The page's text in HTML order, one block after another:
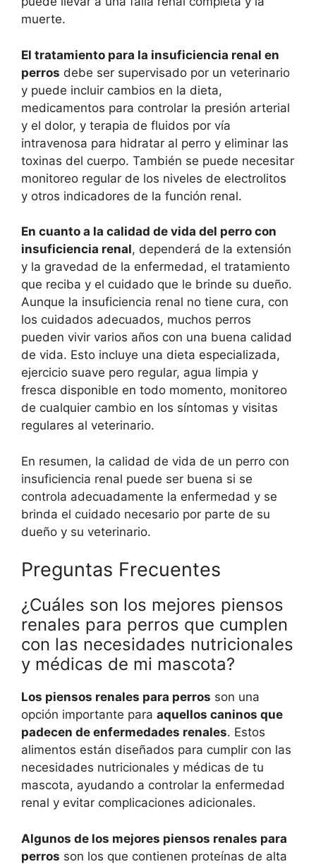
muerte.
El tratamiento para la insuficiencia renal en
perros debe ser supervisado por un veterinario
y puede incluir cambios en la dieta,
medicamentos para controlar la presión arterial
y el dolor, y terapia de fluidos por vía
intravenosa para hidratar al perro y eliminar las
toxinas del cuerpo. También se puede necesitar
monitoreo regular de los niveles de electrolitos
y otros indicadores de la función renal.
En cuanto a la calidad de vida del perro con
insuficiencia renal, dependerá de la extensión
y la gravedad de la enfermedad, el tratamiento
que reciba y el cuidado que le brinde su dueño.
Aunque la insuficiencia renal no tiene cura, con
los cuidados adecuados, muchos perros
pueden vivir varios años con una buena calidad
de vida. Esto incluye una dieta especializada,
ejercicio suave pero regular, agua limpia y
fresca disponible en todo momento, monitoreo
de cualquier cambio en los síntomas y visitas
regulares al veterinario.
En resumen, la calidad de vida de un perro con
insuficiencia renal puede ser buena si se
controla adecuadamente la enfermedad y se
brinda el cuidado necesario por parte de su
dueño y su veterinario.
Preguntas Frecuentes
¿Cuáles son los mejores piensos
renales para perros que cumplen
con las necesidades nutricionales
y médicas de mi mascota?
Los piensos renales para perros son una
opción importante para aquellos caninos que
padecen de enfermedades renales. Estos
alimentos están diseñados para cumplir con las
necesidades nutricionales y médicas de tu
mascota, ayudando a controlar la enfermedad
renal y evitar complicaciones adicionales.
Algunos de los mejores piensos renales para
perros son los que contienen proteínas de alta